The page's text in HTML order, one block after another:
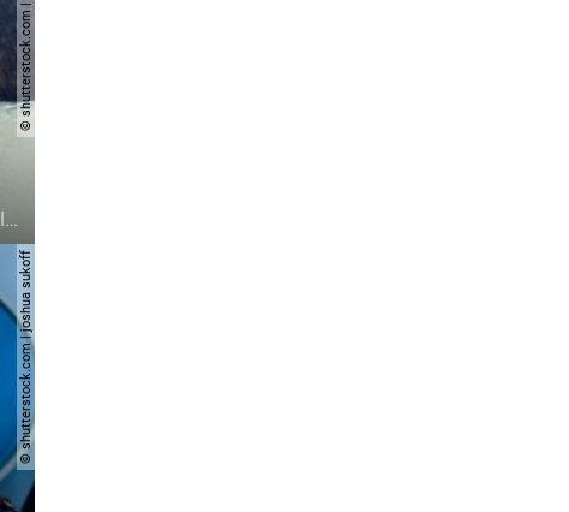
© shutterstock.com | asmit17
nordkoreas sommerliche empfehlungen
© shutterstock.com | joshua sukoff